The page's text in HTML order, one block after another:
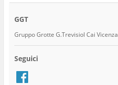
GGT
Gruppo Grotte G.Trevisiol Cai Vicenza
Seguici
Facebook